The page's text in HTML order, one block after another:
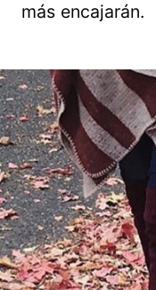
más encajarán.